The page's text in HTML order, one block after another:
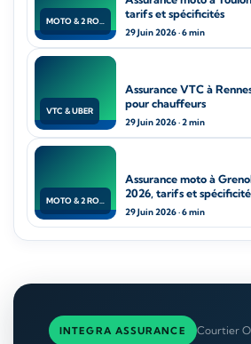
tarifs et spécificités
29 Juin 2026 · 6 min
VTC & UBER
Assurance VTC à
pour chauffeurs
29 Juin 2026 · 2 min
Assurance moto à
2026, tarifs et
29 Juin 2026 · 6 min
INTEGRA ASSURANCE Courtier